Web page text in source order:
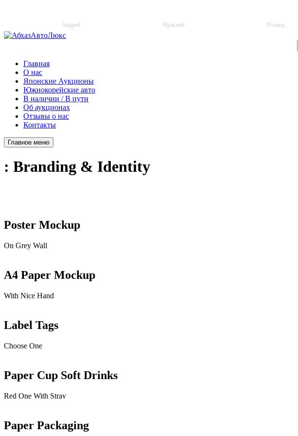
Андрей Ираклий Роланд
Главная
О нас
Японские Аукционы
Южнокорейские авто
В наличии / В пути
Об аукционах
Отзывы о нас
Контакты
Главное меню
: Branding & Identity
Poster Mockup
On Grey Wall
A4 Paper Mockup
With Nice Hand
Label Tags
Choose One
Paper Cup Soft Drinks
Red One With Strav
Paper Packaging